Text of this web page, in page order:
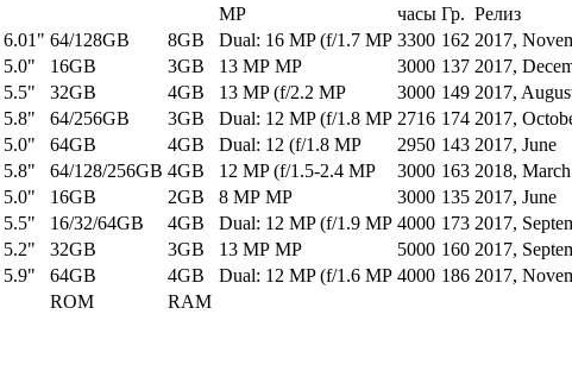
MP часы Гр. Релиз
ROM RAM
6.01" 64/128GB 8GB Dual: 16 MP (f/1.7 MP 3300 162 2017,
5.0" 16GB 3GB 13 MP MP 3000 137 2017,
5.5" 32GB 4GB 13 MP (f/2.2 MP 3000 149 2017,
5.8" 64/256GB 3GB Dual: 12 MP (f/1.8 MP 2716 174 2017,
5.0" 64GB 4GB Dual: 12 (f/1.8 MP 2950 143 2017, June
5.8" 64/128/256GB 4GB 12 MP (f/1.5-2.4 MP 3000 163 2018, March
5.0" 16GB 2GB 8 MP MP 3000 135 2017, June
5.5" 16/32/64GB 4GB Dual: 12 MP (f/1.9 MP 4000 173 2017,
5.2" 32GB 3GB 13 MP MP 5000 160 2017,
5.9" 64GB 4GB Dual: 12 MP (f/1.6 MP 4000 186 2017,